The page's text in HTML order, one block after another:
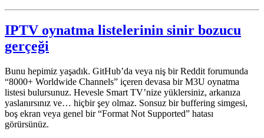
IPTV oynatma listelerinin sinir bozucu
gerçeği
Bunu hepimiz yaşadık. GitHub’da veya niş bir Reddit forumunda
“8000+ Worldwide Channels” içeren devasa bir M3U oynatma
listesi bulursunuz. Hevesle Smart TV’nize yüklersiniz, arkanıza
yaslanırsınız ve… hiçbir şey olmaz. Sonsuz bir buffering simgesi,
boş ekran veya genel bir “Format Not Supported” hatası
görürsünüz.